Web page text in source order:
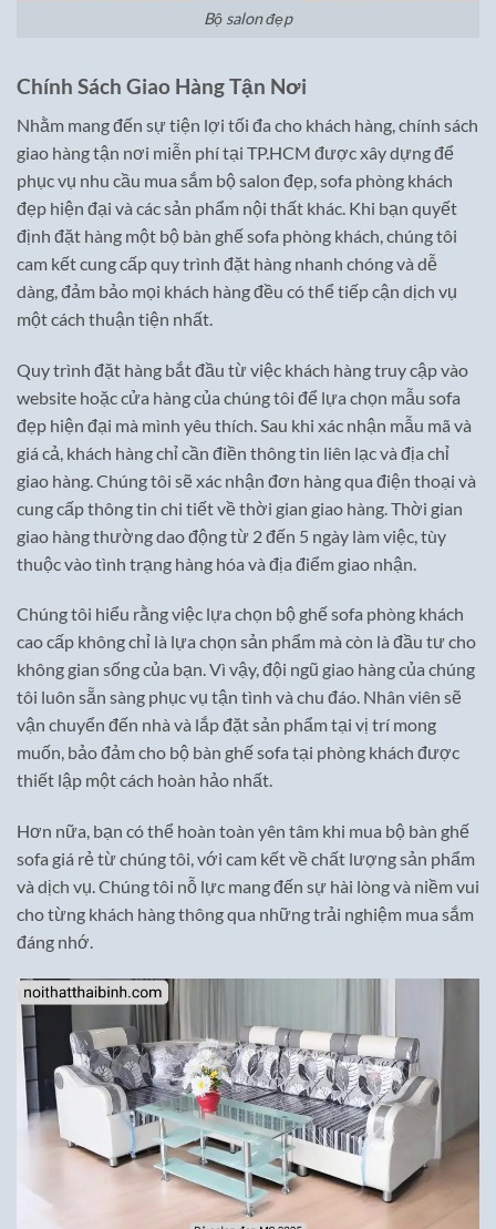
Bộ salon đẹp
Chính Sách Giao Hàng Tận Nơi
Nhằm mang đến sự tiện lợi tối đa cho khách hàng, chính sách
giao hàng tận nơi miễn phí tại TP.HCM được xây dựng để
phục vụ nhu cầu mua sắm bộ salon đẹp, sofa phòng khách
đẹp hiện đại và các sản phẩm nội thất khác. Khi bạn quyết
định đặt hàng một bộ bàn ghế sofa phòng khách, chúng tôi
cam kết cung cấp quy trình đặt hàng nhanh chóng và dễ
dàng, đảm bảo mọi khách hàng đều có thể tiếp cận dịch vụ
một cách thuận tiện nhất.
Quy trình đặt hàng bắt đầu từ việc khách hàng truy cập vào
website hoặc cửa hàng của chúng tôi để lựa chọn mẫu sofa
đẹp hiện đại mà mình yêu thích. Sau khi xác nhận mẫu mã và
giá cả, khách hàng chỉ cần điền thông tin liên lạc và địa chỉ
giao hàng. Chúng tôi sẽ xác nhận đơn hàng qua điện thoại và
cung cấp thông tin chi tiết về thời gian giao hàng. Thời gian
giao hàng thường dao động từ 2 đến 5 ngày làm việc, tùy
thuộc vào tình trạng hàng hóa và địa điểm giao nhận.
Chúng tôi hiểu rằng việc lựa chọn bộ ghế sofa phòng khách
cao cấp không chỉ là lựa chọn sản phẩm mà còn là đầu tư cho
không gian sống của bạn. Vì vậy, đội ngũ giao hàng của chúng
tôi luôn sẵn sàng phục vụ tận tình và chu đáo. Nhân viên sẽ
vận chuyển đến nhà và lắp đặt sản phẩm tại vị trí mong
muốn, bảo đảm cho bộ bàn ghế sofa tại phòng khách được
thiết lập một cách hoàn hảo nhất.
Hơn nữa, bạn có thể hoàn toàn yên tâm khi mua bộ bàn ghế
sofa giá rẻ từ chúng tôi, với cam kết về chất lượng sản phẩm
và dịch vụ. Chúng tôi nỗ lực mang đến sự hài lòng và niềm vui
cho từng khách hàng thông qua những trải nghiệm mua sắm
đáng nhớ.